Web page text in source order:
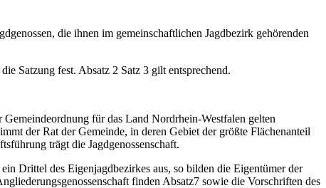
die ihnen im gemeinschaftlichen Jagdbezirk gehörenden
Satzung fest. Absatz 2 Satz 3 gilt entsprechend.
für das Land Nordrhein-Westfalen gelten
der Rat der Gemeinde, in deren Gebiet der größte Flächenanteil
trägt die Jagdgenossenschaft.
Drittel des Eigenjagdbezirkes aus, so bilden die Eigentümer der
finden Absatz7 sowie die Vorschriften des